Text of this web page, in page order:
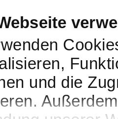
und die